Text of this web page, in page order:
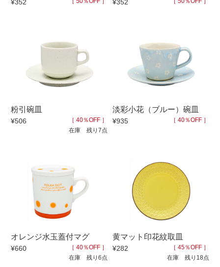
100円～
500円～ 700円～
5,000円～9,999円 5,000円〜 6,000円〜
特集
カラー
素材
¥352 ¥352
粉引碗皿
¥506
［ 40％OFF ］
在庫 残り7点
淡彩小花（ブルー）碗皿
¥935 ［ 40％OFF ］
オレンジ水玉蓋付マグ
¥660
［ 40％OFF ］
在庫 残り6点
黄マット印花紋取皿
¥282
［ 45％OFF ］
在庫 残り18点